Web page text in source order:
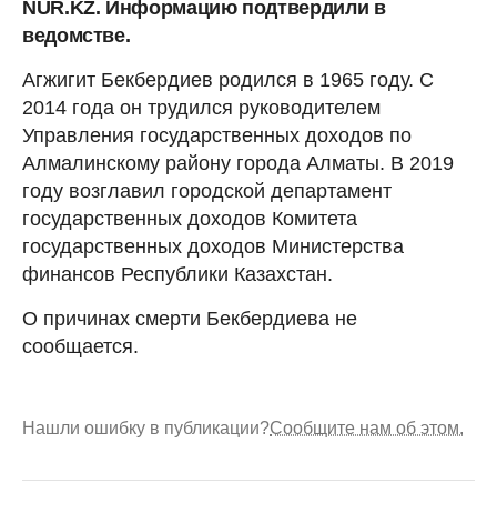
NUR.KZ. Информацию подтвердили в
ведомстве.
Агжигит Бекбердиев родился в 1965 году. С
2014 года он трудился руководителем
Управления государственных доходов по
Алмалинскому району города Алматы. В 2019
году возглавил городской департамент
государственных доходов Комитета
государственных доходов Министерства
финансов Республики Казахстан.
О причинах смерти Бекбердиева не
сообщается.
Нашли ошибку в публикации?Сообщите нам об этом.